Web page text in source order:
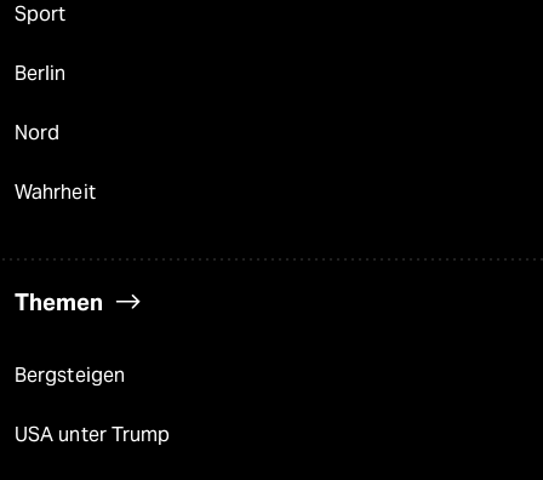
Sport
Berlin
Nord
Wahrheit
Themen
Bergsteigen
USA unter Trump